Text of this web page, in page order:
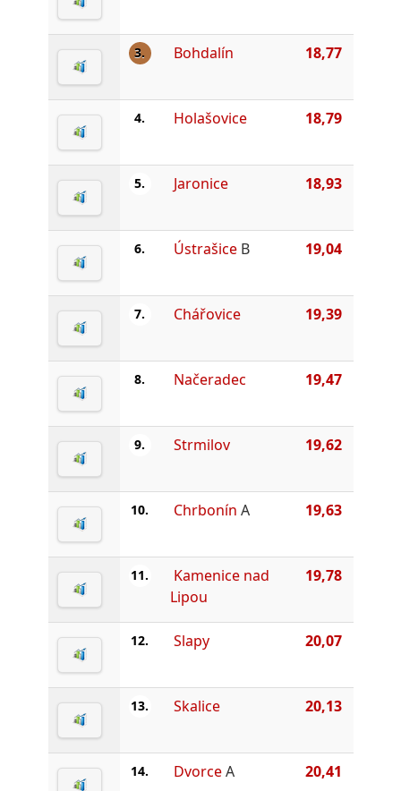
3. Bohdalín 18,77
4. Holašovice 18,79
5. Jaronice 18,93
6. ÚstrašiceB 19,04
7. Chářovice 19,39
8. Načeradec 19,47
9. Strmilov 19,62
10. Chrbonín A 19,63
11.
Kamenice nad
Lipou
19,78
12. Slapy 20,07
13. Skalice 20,13
14. DvorceA 20,41